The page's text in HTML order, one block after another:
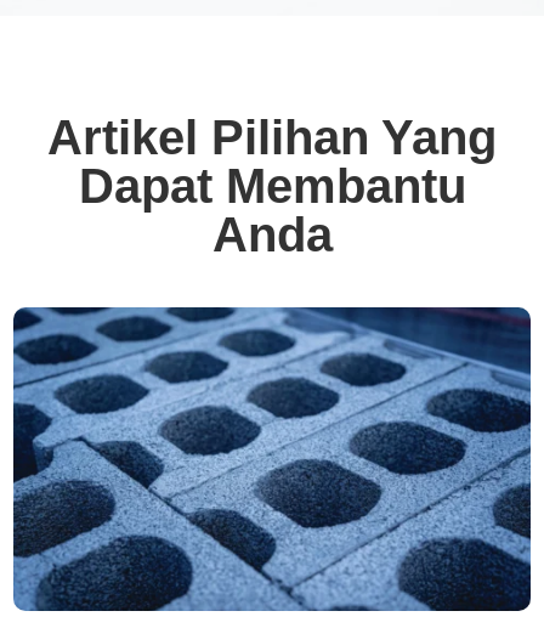
Artikel Pilihan Yang
Dapat Membantu
Anda